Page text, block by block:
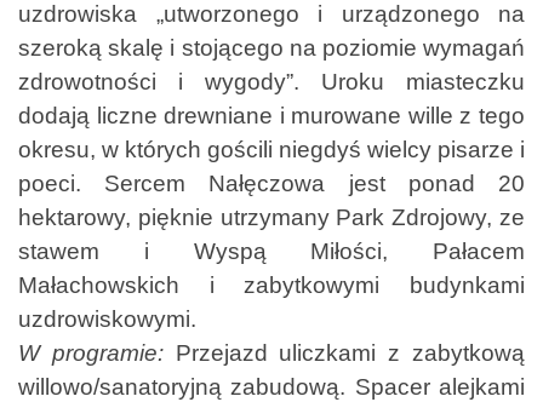
uzdrowiska „utworzonego i urządzonego na
szeroką skalę i stojącego na poziomie wymagań
zdrowotności i wygody”. Uroku miasteczku
dodają liczne drewniane i murowane wille z tego
okresu, w których gościli niegdyś wielcy pisarze i
poeci. Sercem Nałęczowa jest ponad 20
hektarowy, pięknie utrzymany Park Zdrojowy, ze
stawem i Wyspą Miłości, Pałacem
Małachowskich i zabytkowymi budynkami
uzdrowiskowymi.
W programie: Przejazd uliczkami z zabytkową
willowo/sanatoryjną zabudową. Spacer alejkami